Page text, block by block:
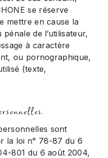
se réserve
mettre en cause la
de l’utilisateur,
à caractère
ou pornographique,
(texte,
sont
la loi n° 78-87 du 6
801 du 6 août 2004,